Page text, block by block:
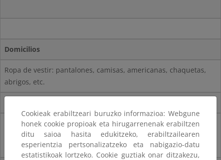
Domicilios
Ropa de vestir: pantalones, camisas, americanas, chaquetas,
abrigos, etc.
Dependiendo de la actividad se pueden generar residuos de
diferentes tipos de textiles similares a los generados en los
domicilios.
Cookieak erabiltzeari buruzko informazioa: Webgune
honek cookie propioak eta hirugarrenenak erabiltzen
ditu saioa hasita edukitzeko, erabiltzailearen
esperientzia pertsonalizatzeko eta nabigazio-datu
estatistikoak lortzeko. Cookie guztiak onar ditzakezu,